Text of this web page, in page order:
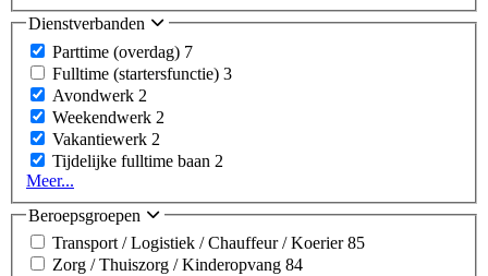
Dienstverbanden
Parttime (overdag) 7
Fulltime (startersfunctie) 3
Avondwerk 2
Weekendwerk 2
Vakantiewerk 2
Tijdelijke fulltime baan 2
Meer...
Beroepsgroepen
Transport / Logistiek / Chauffeur / Koerier85
Zorg / Thuiszorg / Kinderopvang 84